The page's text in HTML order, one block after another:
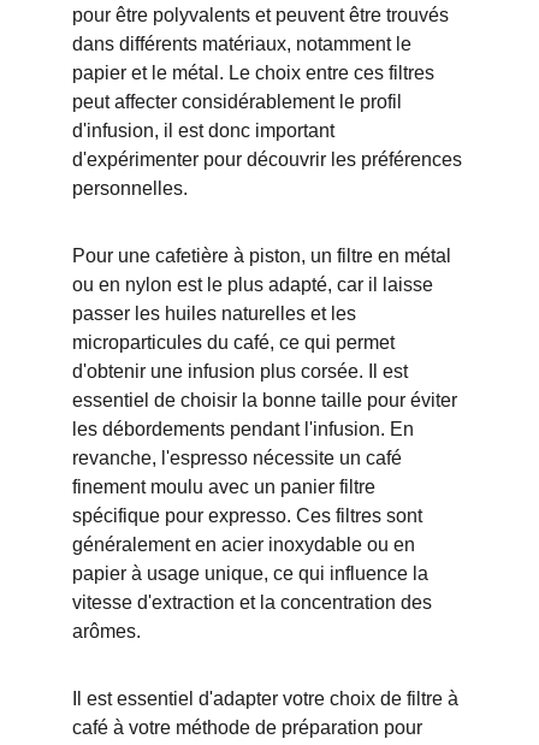
pour être polyvalents et peuvent être trouvés
dans différents matériaux, notamment le
papier et le métal. Le choix entre ces filtres
peut affecter considérablement le profil
d'infusion, il est donc important
d'expérimenter pour découvrir les préférences
personnelles.
Pour une cafetière à piston, un filtre en métal
ou en nylon est le plus adapté, car il laisse
passer les huiles naturelles et les
microparticules du café, ce qui permet
d'obtenir une infusion plus corsée. Il est
essentiel de choisir la bonne taille pour éviter
les débordements pendant l'infusion. En
revanche, l'espresso nécessite un café
finement moulu avec un panier filtre
spécifique pour expresso. Ces filtres sont
généralement en acier inoxydable ou en
papier à usage unique, ce qui influence la
vitesse d'extraction et la concentration des
arômes.
Il est essentiel d'adapter votre choix de filtre à
café à votre méthode de préparation pour